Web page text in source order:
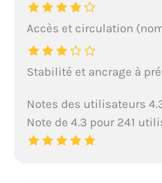
Accès et circulation
Stabilité et ancrage à
Notes des utilisateurs
Note de 4.3 pour 241